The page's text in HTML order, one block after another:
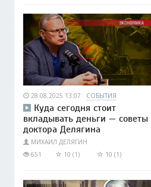
28.08.2025 13:07 СОБЫТИЯ
Куда сегодня стоит
вкладывать деньги — советы
доктора Делягина
МИХАИЛ ДЕЛЯГИН
651
10 (1) 10 (1)